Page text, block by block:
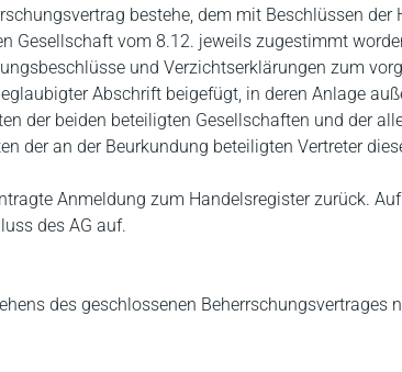
bestehe, dem mit Beschlüssen der
Gesellschaft vom 8.12. jeweils zugestimmt
und Verzichtserklärungen zum
Abschrift beigefügt, in deren Anlage
der beiden beteiligten Gesellschaften und der
der an der Beurkundung beteiligten Vertreter
Anmeldung zum Handelsregister zurück.
des AG auf.
des geschlossenen Beherrschungsvertrages